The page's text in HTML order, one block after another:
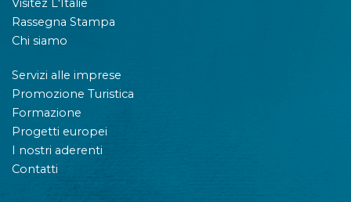
Visitez L'Italie
Rassegna Stampa
Chi siamo
Servizi alle imprese
Promozione Turistica
Formazione
Progetti europei
I nostri aderenti
Contatti